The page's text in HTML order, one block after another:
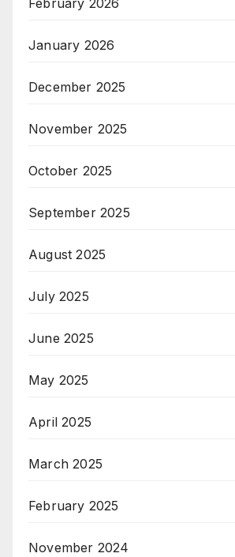
January 2026
December 2025
November 2025
October 2025
September 2025
August 2025
July 2025
June 2025
May 2025
April 2025
March 2025
February 2025
November 2024